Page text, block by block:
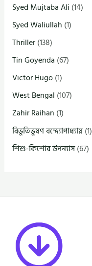
Syed Mujtaba Ali (14)
Syed Waliullah (1)
Thriller(138)
Tin Goyenda (67)
Victor Hugo(1)
West Bengal (107)
Zahir Raihan (1)
বিভূতিভূষণ বন্দ্যোপাধ্যায়(1)
শিশু-কিশোর উপন্যাস(67)